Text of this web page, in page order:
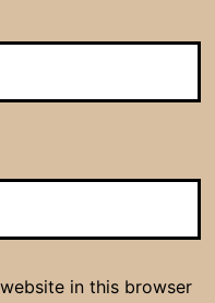
in this browser